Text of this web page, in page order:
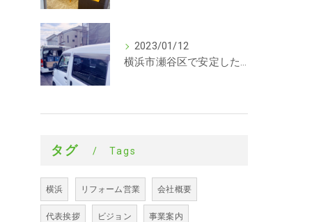
2023/01/12
横浜市瀬谷区で安定した収入を探している方、求人募集しています。サイディング
タグ Tags
横浜 リフォーム営業 会社概要
代表挨拶 ビジョン 事業案内